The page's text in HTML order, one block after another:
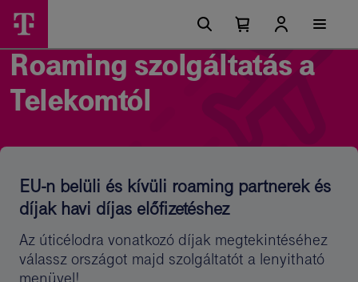
Hívásindítás,
netezés
olyan
országban,
ami
nem
EU
zónában
van
Főmenü
lehetőségek
Kosárban
elemek
száma
Kosár
Roaming szolgáltatás a
Telekomtól
EU-n belüli és kívüli roaming partnerek és
díjak havi díjas előfizetéshez
Az úticélodra vonatkozó díjak megtekintéséhez
válassz országot majd szolgáltatót a lenyitható
menüvel!